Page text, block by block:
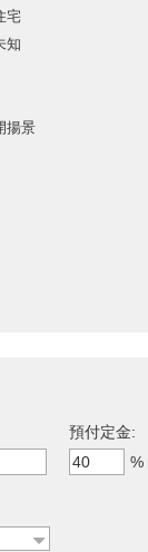
宅
知
揚景
預付定金:
%